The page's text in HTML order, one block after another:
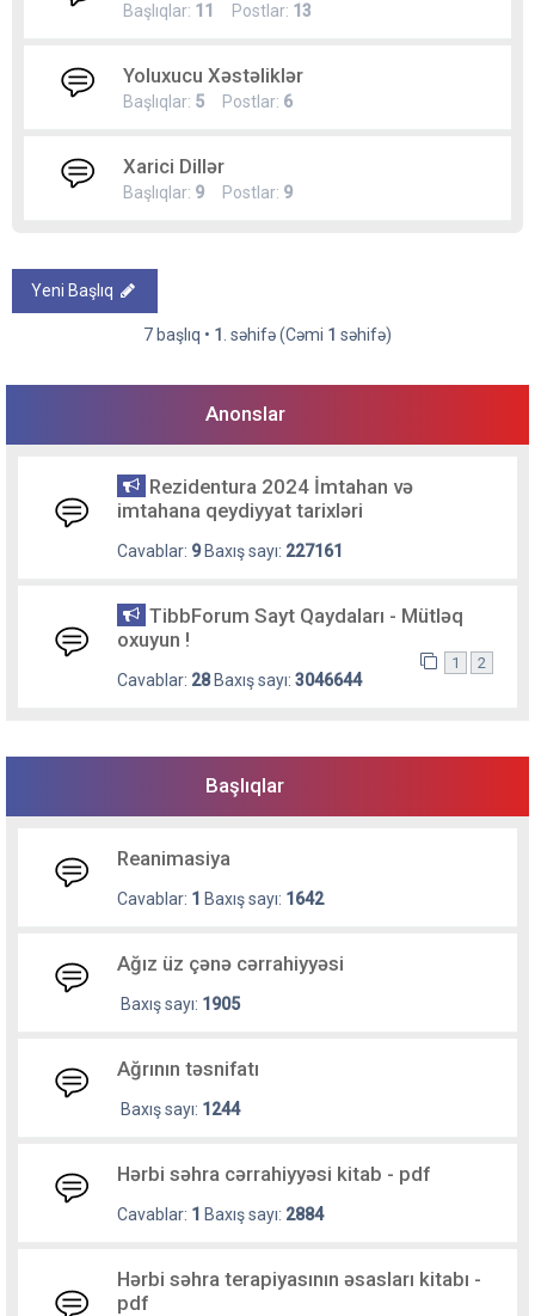
Başlıqlar: 11 Postlar: 13
Yoluxucu Xəstəliklər
Başlıqlar: 5 Postlar: 6
Xarici Dillər
Başlıqlar: 9 Postlar: 9
Yeni Başlıq
7 başlıq • 1 . səhifə (Cəmi 1 səhifə)
Anonslar
Rezidentura 2024 İmtahan və
imtahana qeydiyyat tarixləri
Cavablar: 9Baxış sayı: 227161
TibbForum Sayt Qaydaları - Mütləq
oxuyun !
Cavablar: 28Baxış sayı: 3046644
1 2
Başlıqlar
Reanimasiya
Cavablar: 1 Baxış sayı: 1642
Ağız üz çənə cərrahiyyəsi
Baxış sayı: 1905
Ağrının təsnifatı
Baxış sayı: 1244
Hərbi səhra cərrahiyyəsi kitab - pdf
Cavablar: 1 Baxış sayı: 2884
Hərbi səhra terapiyasının əsasları kitabı -
pdf